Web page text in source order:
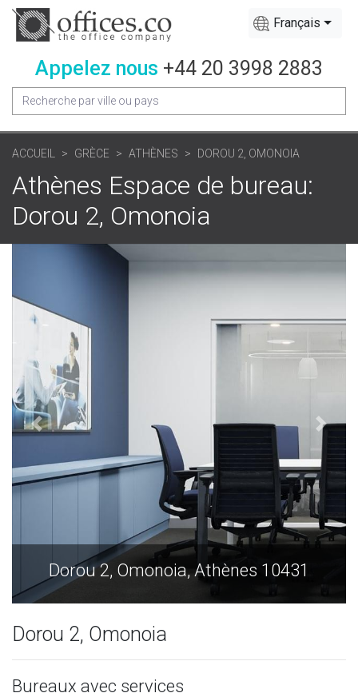
Français
Appelez nous +44 20 3998 2883
ACCUEIL GRÈCE ATHÈNES DOROU 2, OMONOIA
Athènes Espace de bureau:
Dorou 2, Omonoia
Dorou 2, Omonoia, Athènes 10431
Dorou 2, Omonoia
Bureaux avec services